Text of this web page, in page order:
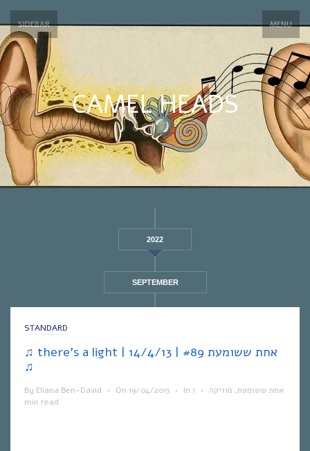
SIDEBAR MENU
CAMEL HEADS
2022
SEPTEMBER
STANDARD
♫ there’s a light | אחת ששומעת #89 | 14/4/13
♫
By Eliana Ben-David • On 19/04/2013 • In אחת ששומעת, מוזיקה •
1
min read